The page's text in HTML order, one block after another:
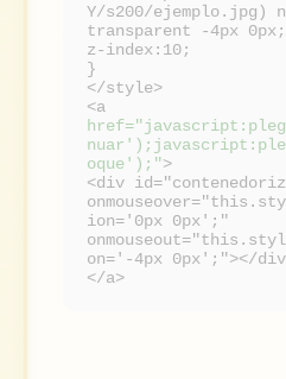
Y/s200/ejemplo.jpg)
transparent -4px 0px;
z-index:10;
}
</style>
<a
oque');">
<div
ion='0px 0px';"
on='-4px 0px';"></
</a>